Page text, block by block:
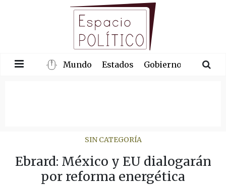
Mundo Estados Gobierno
SIN CATEGORÍA
Ebrard: México y EU dialogarán
por reforma energética